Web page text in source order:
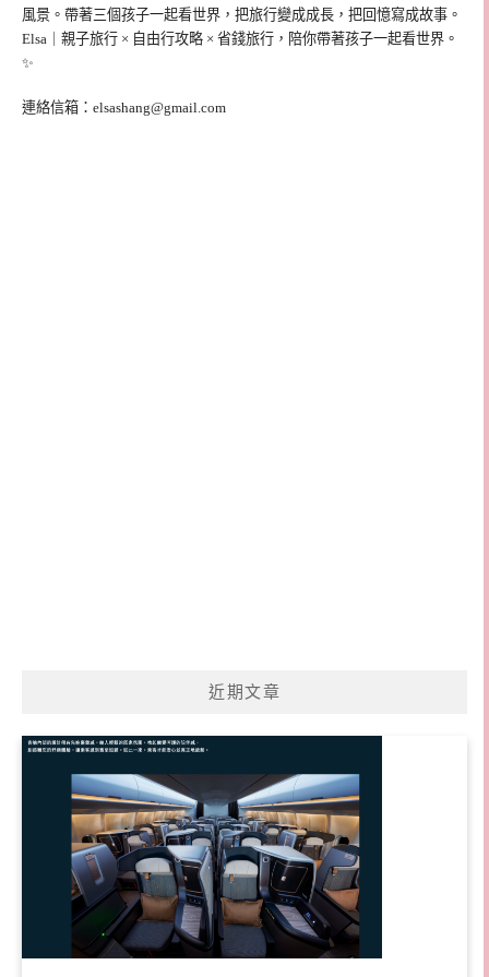
風景。帶著三個孩子一起看世界，把旅行變成成長，把回憶寫成故事。
Elsa｜親子旅行 × 自由行攻略 × 省錢旅行，陪你帶著孩子一起看世界。
✨
連絡信箱： elsashang@gmail.com
近期文章